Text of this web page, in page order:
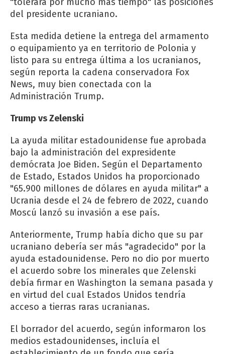
del presidente ucraniano.
Esta medida detiene la entrega del armamento
o equipamiento ya en territorio de Polonia y
listo para su entrega última a los ucranianos,
según reporta la cadena conservadora Fox
News, muy bien conectada con la
Administración Trump.
Trump vs Zelenski
La ayuda militar estadounidense fue aprobada
bajo la administración del expresidente
demócrata Joe Biden. Según el Departamento
de Estado, Estados Unidos ha proporcionado
"65.900 millones de dólares en ayuda militar" a
Ucrania desde el 24 de febrero de 2022, cuando
Moscú lanzó su invasión a ese país.
Anteriormente, Trump había dicho que su par
ucraniano debería ser más "agradecido" por la
ayuda estadounidense. Pero no dio por muerto
el acuerdo sobre los minerales que Zelenski
debía firmar en Washington la semana pasada y
en virtud del cual Estados Unidos tendría
acceso a tierras raras ucranianas.
El borrador del acuerdo, según informaron los
medios estadounidenses, incluía el